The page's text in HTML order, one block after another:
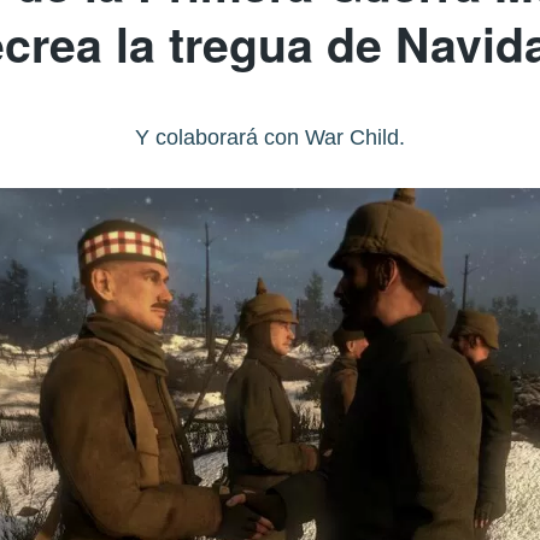
la tregua de
Y colaborará con War Child.